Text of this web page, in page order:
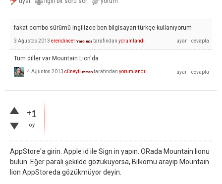
fakat combo sürümü ingilizce ben bilgisayarı türkçe kullanıyorum
3 Ağustos 2013 erendincer Yardımcı tarafından yorumlandı
Tüm diller var Mountain Lion'da
4 Ağustos 2013 cüneyt Uzman tarafından yorumlandı
+1
oy
AppStore'a girin. Apple id ile Sign in yapın. ORada Mountain lionu
bulun. Eğer paralı şekilde gözüküyorsa, Bilkomu arayıp Mountain
lion AppStoreda gözükmüyor deyin.